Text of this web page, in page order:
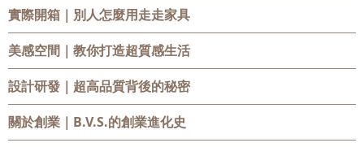
實際開箱 ｜別人怎麼用走走家具
美感空間 ｜教你打造超質感生活
設計研發 ｜超高品質背後的秘密
關於創業 ｜B.V.S.的創業進化史